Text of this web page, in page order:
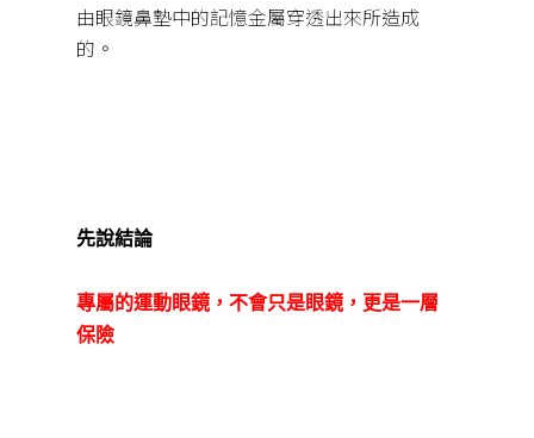
由眼鏡鼻墊中的記憶金屬穿透出來所造成
的。
先說結論
專屬的運動眼鏡，不會只是眼鏡，更是一層
保險